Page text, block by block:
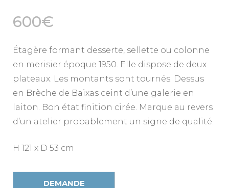
600€
Étagère formant desserte, sellette ou colonne
en merisier époque 1950. Elle dispose de deux
plateaux. Les montants sont tournés. Dessus
en Brèche de Baixas ceint d’une galerie en
laiton. Bon état finition cirée. Marque au revers
d’un atelier probablement un signe de qualité.
H 121 x D 53 cm